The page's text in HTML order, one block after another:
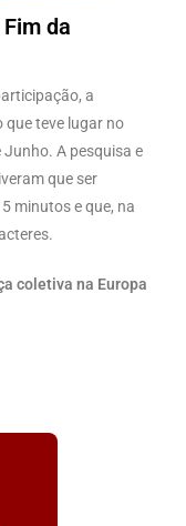
da
a
que teve lugar no
A pesquisa e
que ser
minutos e que, na
coletiva na Europa